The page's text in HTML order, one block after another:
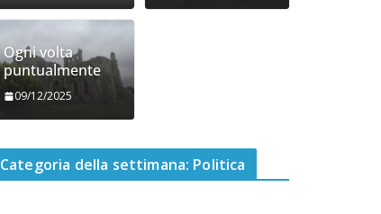
Ogni volta
puntualmente
09/12/2025
Categoria della settimana: Politica